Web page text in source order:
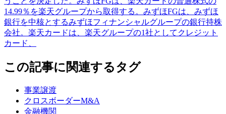
14.99％を楽天グループから取得する。みずほFGは、みずほ
銀行を中核とするみずほフィナンシャルグループの銀行持株
会社。楽天カードは、楽天グループの1社としてクレジット
カード、
この記事に関連するタグ
事業譲渡
クロスボーダーM&A
金融機関